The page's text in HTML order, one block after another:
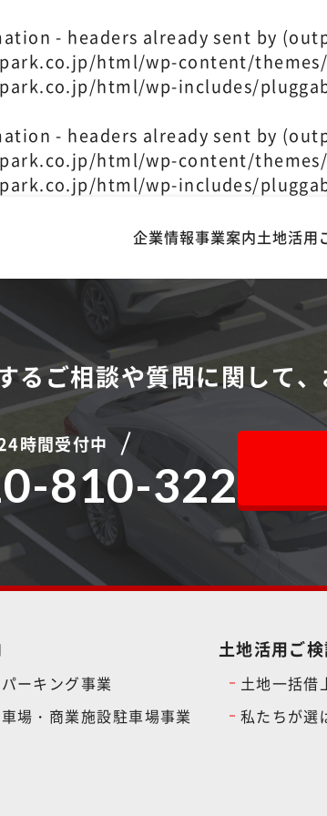
- headers already sent by
html/wp-content/
html/wp-includes/
- headers already sent by
html/wp-content/
html/wp-includes/
企業情報事業案内土地活用
るご相談や質問に関して
時間受付中
810-322
ーキング事業
場・商業施設駐車場事業
土地活用ご
土地一括借
私たちが選